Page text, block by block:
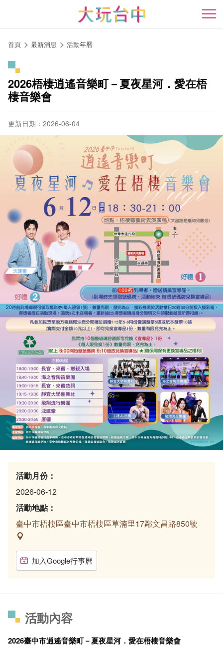
開
首頁 最新消息 活動年曆
2026梧棲逍遙音樂町－夏夜星河．愛在梧
棲音樂會
更新日期：2026-06-04
活動月份：
2026-06-12
活動地點：
臺中市梧棲區臺中市梧棲區草湳里17鄰文昌路850號
加入Google行事曆
活動內容
2026臺中市逍遙音樂町－夏夜星河．愛在梧棲音樂會